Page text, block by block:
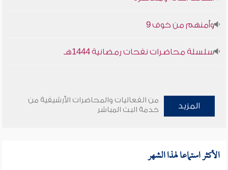
وأمنهم من خوف 9
سلسلة محاضرات نفحات رمضانية 1444هـ
المزيد
من الفعاليات والمحاضرات الأرشيفية من
خدمة البث المباشر
الأكثر استماعا لهذا الشهر